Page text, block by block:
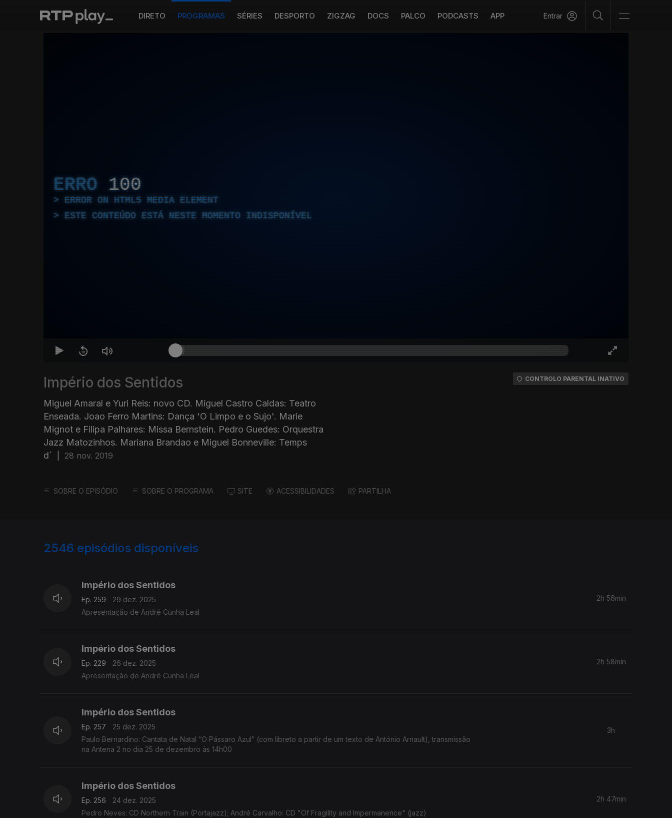
DIRETO PROGRAMAS SÉRIES DESPORTO ZIGZAG DOCS PALCO PODCASTS APP Entrar
ERRO 100
ERROR ON HTML5 MEDIA ELEMENT
ESTE CONTEÚDO ESTÁ NESTE MOMENTO INDISPONÍVEL
Império dos Sentidos
Miguel Amaral e Yuri Reis: novo CD. Miguel Castro Caldas: Teatro
Enseada. Joao Ferro Martins: Dança 'O Limpo e o Sujo'. Marie
Mignot e Filipa Palhares: Missa Bernstein. Pedro Guedes: Orquestra
Jazz Matozinhos. Mariana Brandao e Miguel Bonneville: Temps
d`
28 nov. 2019
CONTROLO PARENTAL INATIVO
SOBRE O EPISÓDIO SOBRE O PROGRAMA SITE ACESSIBILIDADES PARTILHA
2546 episódios disponíveis
Império dos Sentidos
Ep. 259
29 dez. 2025
Apresentação de André Cunha Leal
2h 56min
Império dos Sentidos
Ep. 229
26 dez. 2025
Apresentação de André Cunha Leal
2h 58min
Império dos Sentidos
Ep. 257
25 dez. 2025
Paulo Bernardino: Cantata de Natal “O Pássaro Azul” (com libreto a partir de um texto de António Arnault), transmissão
na Antena 2 no dia 25 de dezembro às 14h00
3h
Império dos Sentidos
Ep. 256
24 dez. 2025
Pedro Neves: CD Northern Train (Portajazz); André Carvalho: CD "Of Fragility and Impermanence" (jazz)
2h 47min